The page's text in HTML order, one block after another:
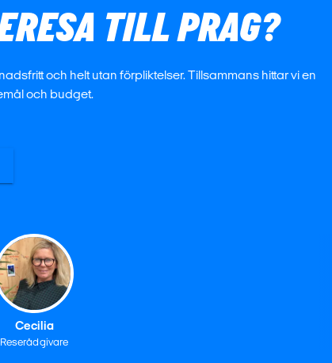
TILL PRAG?
och helt utan förpliktelser. Tillsammans hittar vi en
och budget.
Cecilia
Reserådgivare